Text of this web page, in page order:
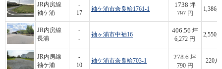
JR内房線
袖ケ浦
-
17
袖ケ浦市奈良輪1761-1
1738 坪
797 円
JR内房線
長浦
-
-
袖ヶ浦市中袖16
406.56 坪
6,272 円
JR内房線
袖ケ浦
-
10
袖ケ浦市奈良輪703-1
278.6 坪
790 円